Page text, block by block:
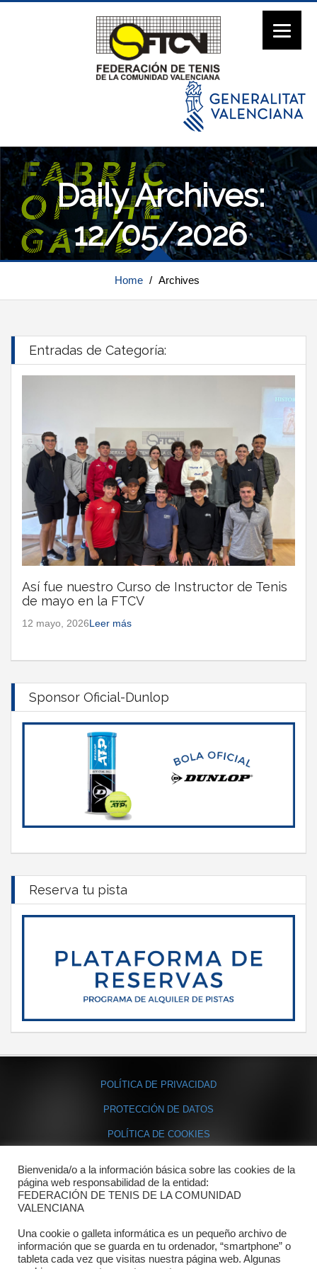
Daily Archives:
12/05/2026
Home / Archives
Entradas de Categoría:
Así fue nuestro Curso de Instructor de Tenis
de mayo en la FTCV
12 mayo, 2026Leer más
Sponsor Oficial-Dunlop
Reserva tu pista
POLÍTICA DE PRIVACIDAD
PROTECCIÓN DE DATOS
POLÍTICA DE COOKIES
Contacto
Dónde estamos
Directorio departamentos
Horario
Bienvenida/o a la información básica sobre las cookies de la
página web responsabilidad de la entidad:
FEDERACIÓN DE TENIS DE LA COMUNIDAD
VALENCIANA
Una cookie o galleta informática es un pequeño archivo de
información que se guarda en tu ordenador, “smartphone” o
tableta cada vez que visitas nuestra página web. Algunas